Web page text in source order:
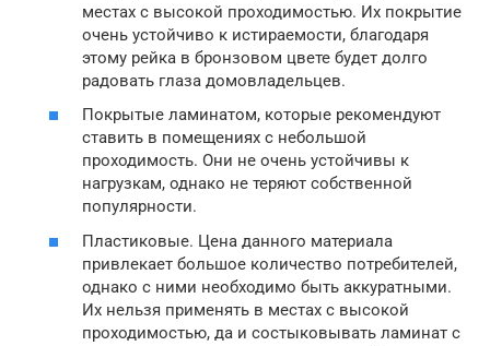
местах с высокой проходимостью. Их покрытие
очень устойчиво к истираемости, благодаря
этому рейка в бронзовом цвете будет долго
радовать глаза домовладельцев.
Покрытые ламинатом, которые рекомендуют
ставить в помещениях с небольшой
проходимость. Они не очень устойчивы к
нагрузкам, однако не теряют собственной
популярности.
Пластиковые. Цена данного материала
привлекает большое количество потребителей,
однако с ними необходимо быть аккуратными.
Их нельзя применять в местах с высокой
проходимостью, да и состыковывать ламинат с